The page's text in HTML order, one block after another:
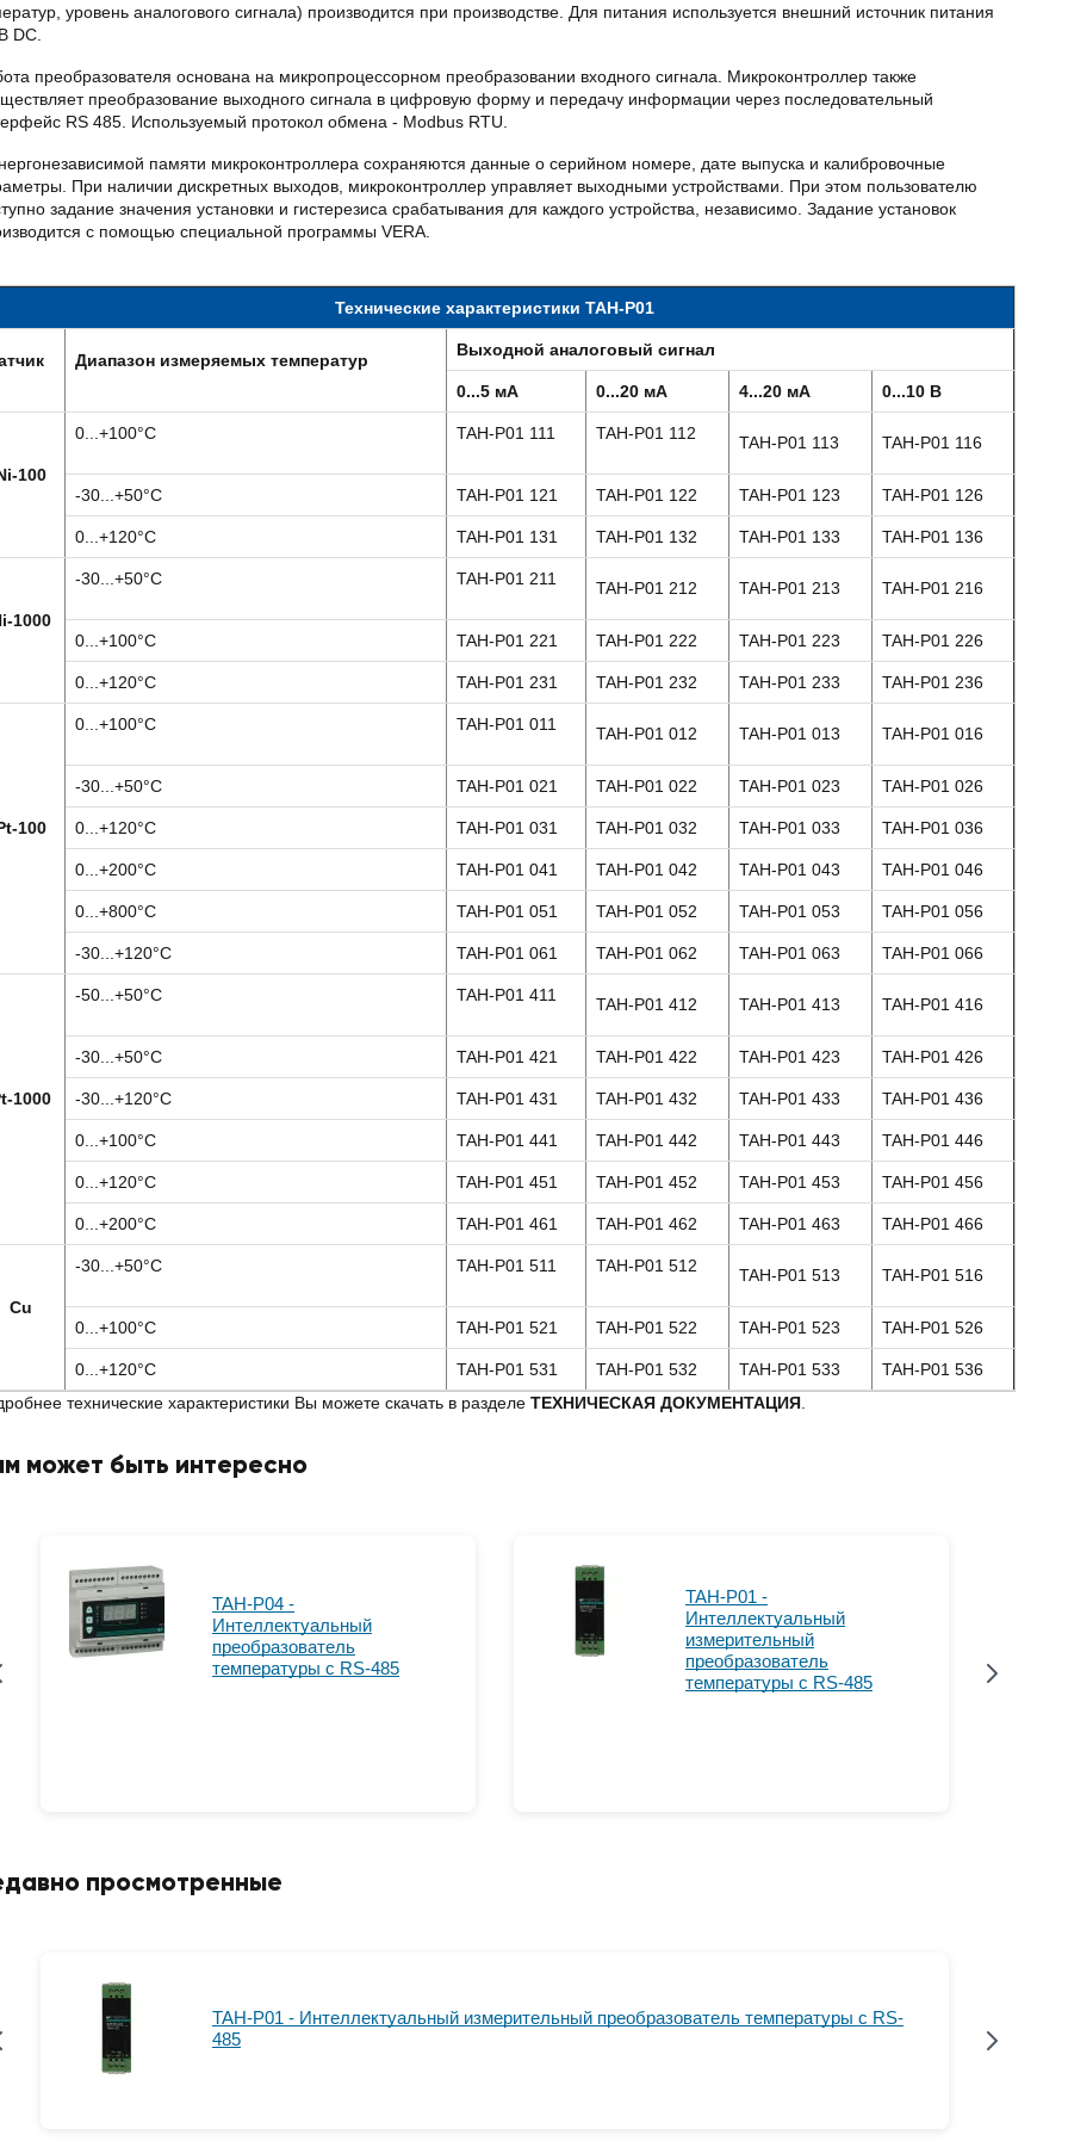
уровень аналогового сигнала) производится при производстве. Для питания используется внешний источник питания
DC.
преобразователя основана на микропроцессорном преобразовании входного сигнала. Микроконтроллер также
преобразование выходного сигнала в цифровую форму и передачу информации через последовательный
RS 485. Используемый протокол обмена - Modbus RTU.
памяти микроконтроллера сохраняются данные о серийном номере, дате выпуска и калибровочные
При наличии дискретных выходов, микроконтроллер управляет выходными устройствами. При этом пользователю
задание значения установки и гистерезиса срабатывания для каждого устройства, независимо. Задание установок
с помощью специальной программы VERA.
Технические характеристики TAH-P01
Диапазон измеряемых температур
Выходной аналоговый сигнал
0...5 мА 0...20 мА 4...20 мА 0...10 В
100
0...+100°C TAH-P01 111 TAH-P01 112 TAH-P01 113 TAH-P01 116
-30...+50°C TAH-P01 121 TAH-P01 122 TAH-P01 123 TAH-P01 126
0...+120°C TAH-P01 131 TAH-P01 132 TAH-P01 133 TAH-P01 136
1000
-30...+50°C TAH-P01 211 TAH-P01 212 TAH-P01 213 TAH-P01 216
0...+100°C TAH-P01 221 TAH-P01 222 TAH-P01 223 TAH-P01 226
0...+120°C TAH-P01 231 TAH-P01 232 TAH-P01 233 TAH-P01 236
100
0...+100°C TAH-P01 011 TAH-P01 012 TAH-P01 013 TAH-P01 016
-30...+50°C TAH-P01 021 TAH-P01 022 TAH-P01 023 TAH-P01 026
0...+120°C TAH-P01 031 TAH-P01 032 TAH-P01 033 TAH-P01 036
0...+200°C TAH-P01 041 TAH-P01 042 TAH-P01 043 TAH-P01 046
0...+800°C TAH-P01 051 TAH-P01 052 TAH-P01 053 TAH-P01 056
-30...+120°C TAH-P01 061 TAH-P01 062 TAH-P01 063 TAH-P01 066
1000
-50...+50°C TAH-P01 411 TAH-P01 412 TAH-P01 413 TAH-P01 416
-30...+50°C TAH-P01 421 TAH-P01 422 TAH-P01 423 TAH-P01 426
-30...+120°C TAH-P01 431 TAH-P01 432 TAH-P01 433 TAH-P01 436
0...+100°C TAH-P01 441 TAH-P01 442 TAH-P01 443 TAH-P01 446
0...+120°C TAH-P01 451 TAH-P01 452 TAH-P01 453 TAH-P01 456
0...+200°C TAH-P01 461 TAH-P01 462 TAH-P01 463 TAH-P01 466
Cu
-30...+50°C TAH-P01 511 TAH-P01 512 TAH-P01 513 TAH-P01 516
0...+100°C TAH-P01 521 TAH-P01 522 TAH-P01 523 TAH-P01 526
0...+120°C TAH-P01 531 TAH-P01 532 TAH-P01 533
TAH-P01 536
технические характеристики Вы можете скачать в разделе ТЕХНИЧЕСКАЯ ДОКУМЕНТАЦИЯ
может быть интересно
TAH-P04 -
Интеллектуальный
преобразователь
температуры с RS-485
TAH-P01 -
Интеллектуальный
измерительный
преобразователь
температуры с RS-485
просмотренные
TAH-P01 - Интеллектуальный измерительный преобразователь температуры с RS-
485